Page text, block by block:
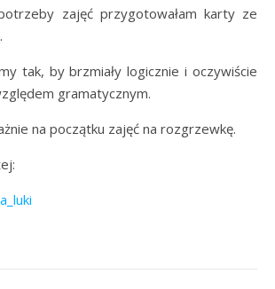
zajęć przygotowałam karty ze
tak, by brzmiały logicznie i oczywiście
gramatycznym.
na początku zajęć na rozgrzewkę.